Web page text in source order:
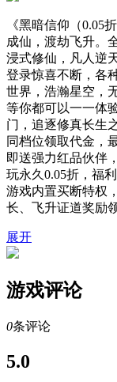
《黑暗信仰（0.05
成仙，渡劫飞升。
浸式修仙，凡人逆
登录惊喜不断，各
世界，浩瀚星空，
等你都可以一一体
门，追逐修真长生
同档位领取代金，
即送强力红品伙伴
玩永久0.05折，福
游戏内置买断特权
长、飞升证道奖励
展开
游戏评论
0条评论
5.0